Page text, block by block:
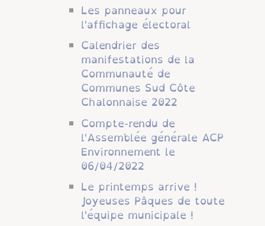
Les panneaux pour
l'affichage électoral
Calendrier des
manifestations de la
Communauté de
Communes Sud Côte
Chalonnaise 2022
Compte-rendu de
l'Assemblée générale ACP
Environnement le
06/04/2022
Le printemps arrive !
Joyeuses Pâques de toute
l'équipe municipale !